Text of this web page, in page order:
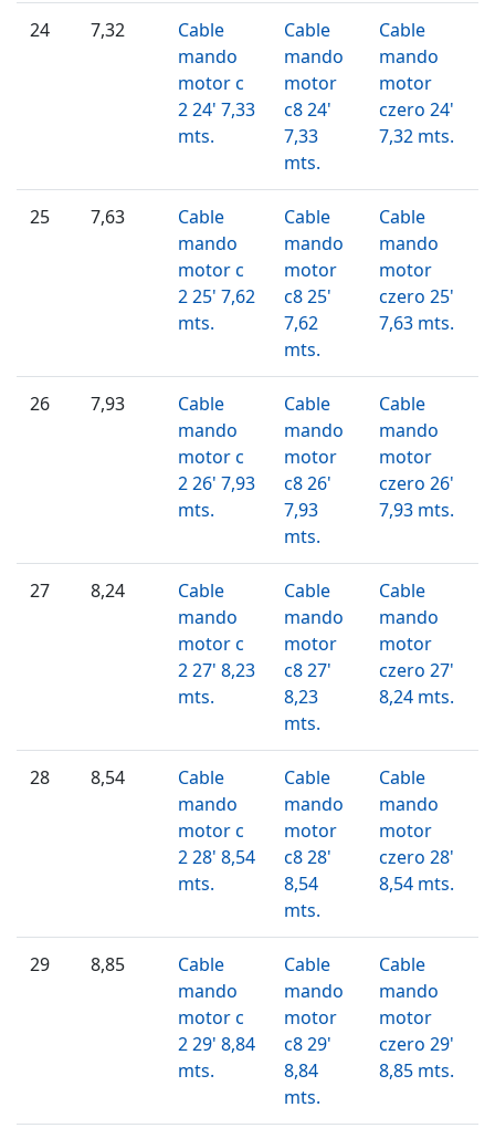
24 7,32
Cable
mando
motor c
2 24' 7,33
mts.
Cable
mando
motor
c8 24'
7,33
mts.
Cable
mando
motor
czero 24'
7,32 mts.
25 7,63
Cable
mando
motor c
2 25' 7,62
mts.
Cable
mando
motor
c8 25'
7,62
mts.
Cable
mando
motor
czero 25'
7,63 mts.
26 7,93
Cable
mando
motor c
2 26' 7,93
mts.
Cable
mando
motor
c8 26'
7,93
mts.
Cable
mando
motor
czero 26'
7,93 mts.
27 8,24
Cable
mando
motor c
2 27' 8,23
mts.
Cable
mando
motor
c8 27'
8,23
mts.
Cable
mando
motor
czero 27'
8,24 mts.
28 8,54
Cable
mando
motor c
2 28' 8,54
mts.
Cable
mando
motor
c8 28'
8,54
mts.
Cable
mando
motor
czero 28'
8,54 mts.
29 8,85
Cable
mando
motor c
2 29' 8,84
mts.
Cable
mando
motor
c8 29'
8,84
mts.
Cable
mando
motor
czero 29'
8,85 mts.